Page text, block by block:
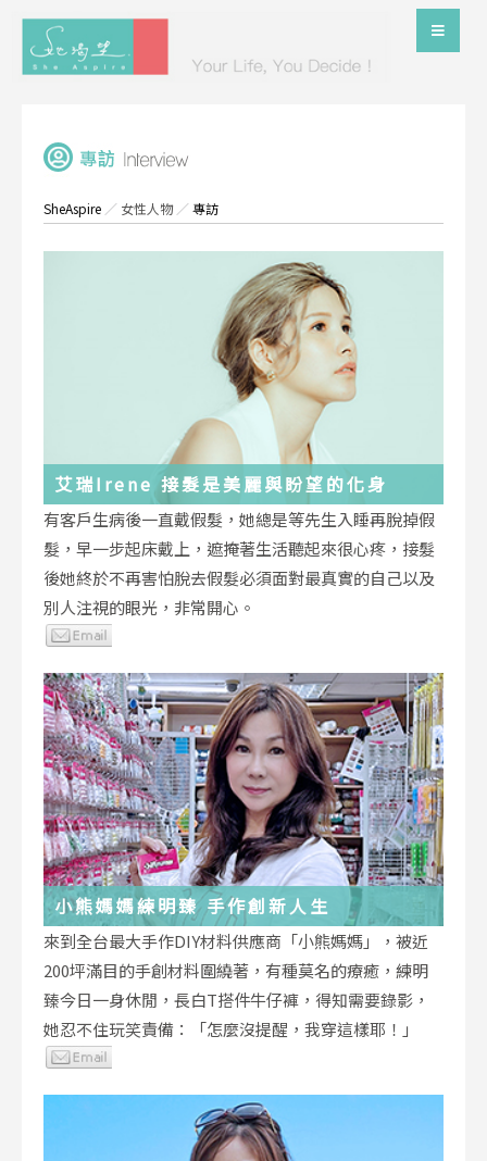
SheAspire ／ 女性人物／專訪
艾瑞Irene 接髮是美麗與盼望的化身
有客戶生病後一直戴假髮，她總是等先生入睡再脫掉假
髮，早一步起床戴上，遮掩著生活聽起來很心疼，接髮
後她終於不再害怕脫去假髮必須面對最真實的自己以及
別人注視的眼光，非常開心。
小熊媽媽練明臻 手作創新人生
來到全台最大手作DIY材料供應商「小熊媽媽」，被近
200坪滿目的手創材料圍繞著，有種莫名的療癒，練明
臻今日一身休閒，長白T搭件牛仔褲，得知需要錄影，
她忍不住玩笑責備：「怎麼沒提醒，我穿這樣耶！」